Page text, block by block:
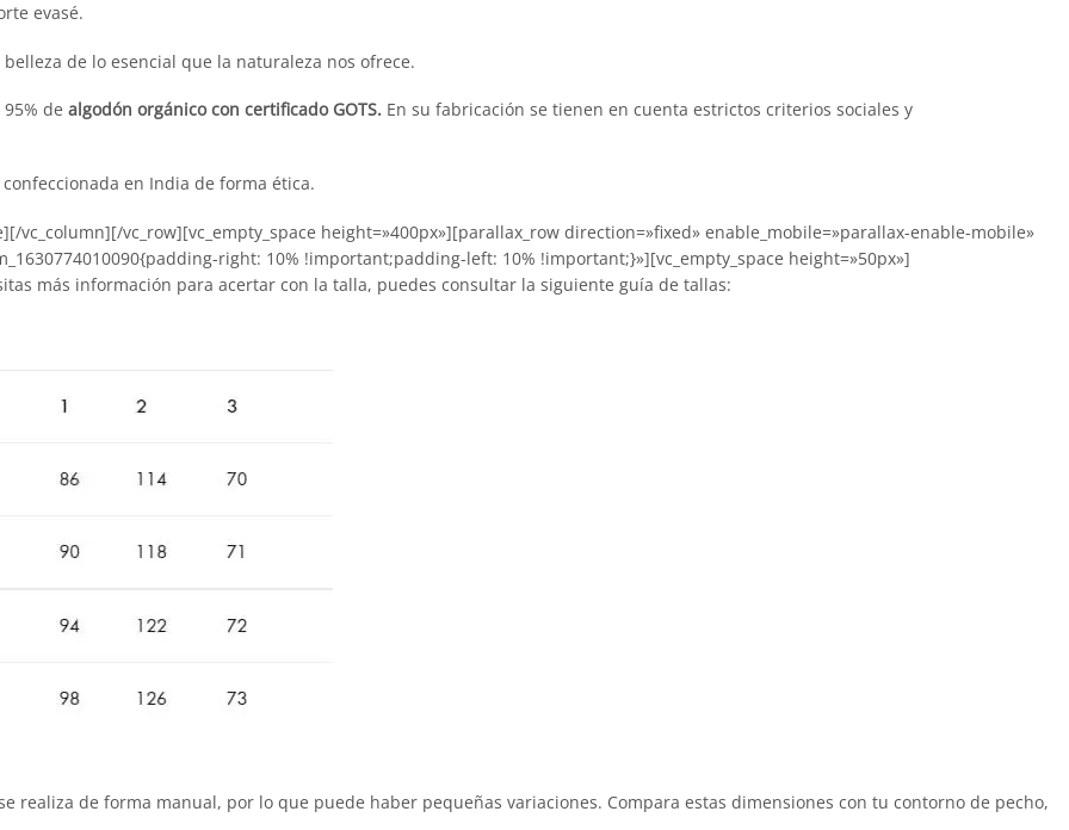
evasé.
de lo esencial que la naturaleza nos ofrece.
de algodón orgánico con certificado GOTS. En su fabricación se tienen en cuenta estrictos criterios sociales y
en India de forma ética.
vc_column][/vc_row][vc_empty_space height=»400px»][parallax_row direction=»fixed» enable_mobile=»parallax-enable-mobile»
right: 10% !important;padding-left: 10% !important;}»][vc_empty_space height=»50px»]
más información para acertar con la talla, puedes consultar la siguiente guía de tallas:
realiza de forma manual, por lo que puede haber pequeñas variaciones. Compara estas dimensiones con tu contorno de pecho,